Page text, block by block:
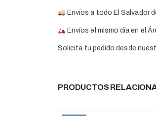
Envíos a todo El Salvador
Envíos el mismo día en el
Solicita tu pedido desde
PRODUCTOS